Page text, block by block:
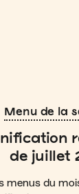
Menu de la
de juillet
menus du